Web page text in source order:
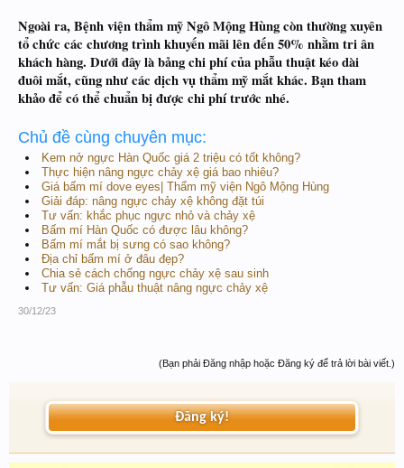
Ngoài ra, Bệnh viện thẩm mỹ Ngô Mộng Hùng còn thường xuyên
tổ chức các chương trình khuyến mãi lên đến 50% nhằm tri ân
khách hàng. Dưới đây là bảng chi phí của phẫu thuật kéo dài
đuôi mắt, cũng như các dịch vụ thẩm mỹ mắt khác. Bạn tham
khảo để có thể chuẩn bị được chi phí trước nhé.
Chủ đề cùng chuyên mục:
Kem nở ngực Hàn Quốc giá 2 triệu có tốt không?
Thực hiện nâng ngực chảy xệ giá bao nhiêu?
Giá bấm mí dove eyes| Thẩm mỹ viện Ngô Mộng Hùng
Giải đáp: nâng ngực chảy xệ không đặt túi
Tư vấn: khắc phục ngực nhỏ và chảy xệ
Bấm mí Hàn Quốc có được lâu không?
Bấm mí mắt bị sưng có sao không?
Địa chỉ bấm mí ở đâu đẹp?
Chia sẻ cách chống ngực chảy xệ sau sinh
Tư vấn: Giá phẫu thuật nâng ngực chảy xệ
30/12/23
(Bạn phải Đăng nhập hoặc Đăng ký để trả lời bài viết.)
Đăng ký!